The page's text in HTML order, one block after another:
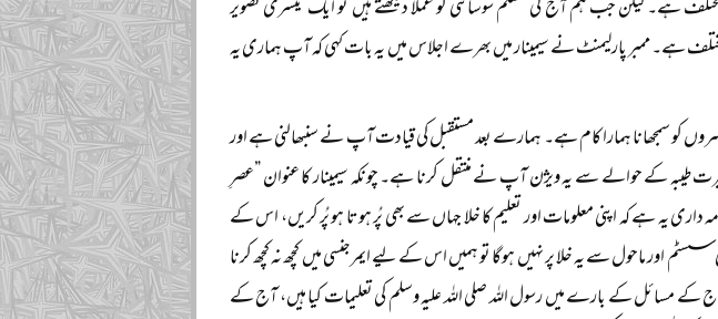
ہے۔ لیکن جب ہم آج کی مسلم سوسائٹی کو عملاً دیکھتے ہیں تو ایک تیسری تصویر
ہے۔ ممبر پارلیمنٹ نے سیمینار میں بھرے اجلاس میں یہ بات کہی کہ آپ ہماری یہ
کو سمجھانا ہمارا کام ہے۔ ہمارے بعد مستقبل کی قیادت آپ نے سنبھالنی ہے اور
طیبہ کے حوالے سے یہ ویژن آپ نے منتقل کرنا ہے۔ چونکہ سیمینار کا عنوان ”عصرِ
یہ ہے کہ اپنی معلومات اور تعلیم کا خلا جہاں سے بھی پُر ہوتا ہو پُر کریں، اس کے
اور ماحول سے یہ خلا پر نہیں ہوگا تو ہمیں اس کے لیے ایمرجنسی میں کچھ نہ کچھ کرنا
آج کے مسائل کے بارے میں رسول اللہ صلی اللہ علیہ وسلم کی تعلیمات کیا ہیں، آج کے